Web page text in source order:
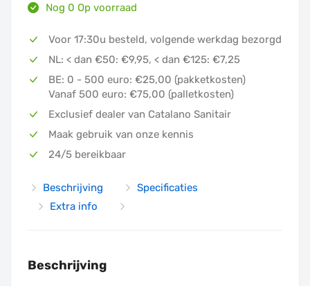
Nog 0 Op voorraad
Voor 17:30u besteld, volgende werkdag bezorgd
NL: < dan €50: €9,95, < dan €125: €7,25
BE: 0 - 500 euro: €25,00 (pakketkosten)
Vanaf 500 euro: €75,00 (palletkosten)
Exclusief dealer van Catalano Sanitair
Maak gebruik van onze kennis
24/5 bereikbaar
Beschrijving
Specificaties
Extra info
Beschrijving